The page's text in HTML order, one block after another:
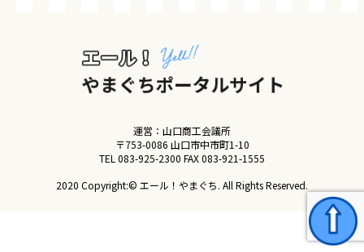
イベント情報の掲載はこちら
運営：山口商工会議所
〒753-0086 山口市中市町1-10
TEL 083-925-2300 FAX 083-921-1555
2020 Copyright:© エール！やまぐち. All Rights Reserved.